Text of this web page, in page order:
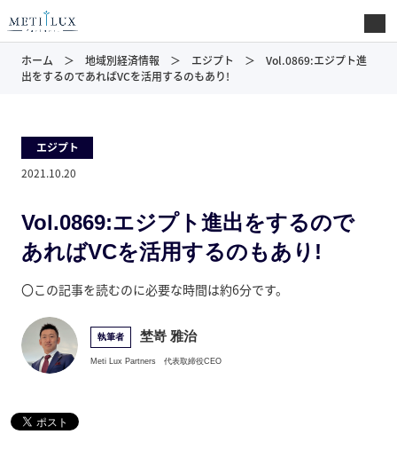
ホーム 地域別経済情報 エジプト
Vol.0869:エジプト進
出をするのであればVCを活用するのもあり!
エジプト
2021.10.20
Vol.0869:エジプト進出をするので
あればVCを活用するのもあり!
〇この記事を読むのに必要な時間は約6分です。
執筆者 埜嵜 雅治
Meti Lux Partners 代表取締役CEO